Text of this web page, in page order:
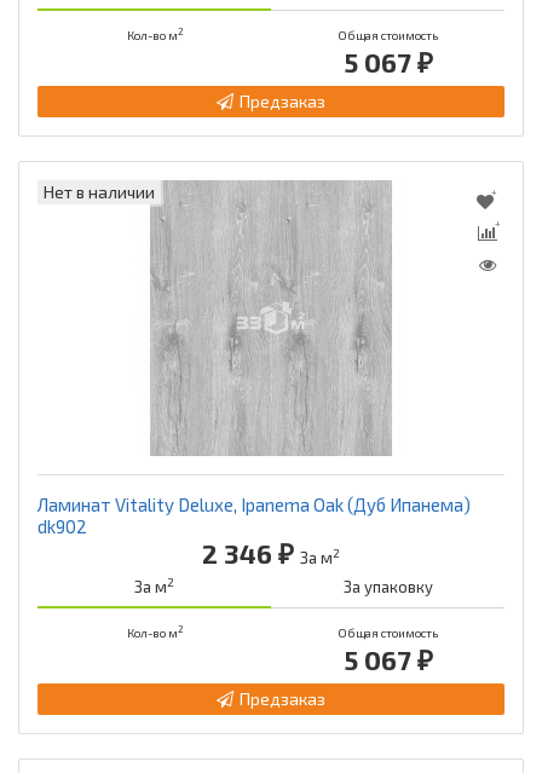
Кол-во м2 Общая стоимость
5 067 ₽
Предзаказ
Нет в наличии
Ламинат Vitality Deluxe, Ipanema Oak (Дуб Ипанема)
dk902
2 346 ₽ За м2
За м2 За упаковку
Кол-во м2 Общая стоимость
5 067 ₽
Предзаказ